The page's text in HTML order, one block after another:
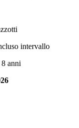
intervallo
anni